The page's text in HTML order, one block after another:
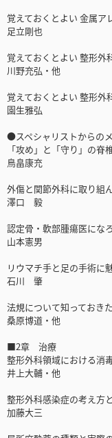
覚えておくとよい 金属ア
足立剛也
覚えておくとよい 整形外
川野充弘・他
覚えておくとよい 整形外
園生雅弘
●スペシャリストからの
「攻め」と「守り」の脊
鳥畠康充
外傷と関節外科に取り組
澤口 毅
認定骨・軟部腫瘍医にな
山本憲男
リウマチ手と足の手術に
石川 肇
法規について知っておき
桑原博道・他
■2章 治療
整形外科領域における消
井上大輔・他
整形外科感染症の考え方
加藤大三